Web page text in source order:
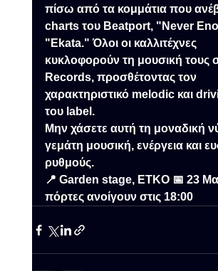
πίσω από τα κομμάτια που
charts του Beatport, "Never
"Ekata." Όλοι οι καλλιτέχνες
κυκλοφορούν τη μουσική τους
Records, προσθέτοντας τον
χαρακτηριστικό melodic και
του label.
Μην χάσετε αυτή τη μοναδική
γεμάτη μουσική, ενέργεια και
ρυθμούς.
📍 Garden stage, ETKO 📅 23
πόρτες ανοίγουν στις 18:00